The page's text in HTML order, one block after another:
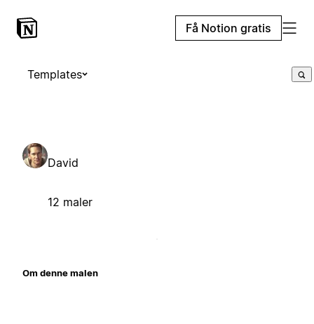
Få Notion gratis
Templates
David
12 maler
Om denne malen